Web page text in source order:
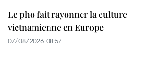
Le pho fait rayonner la culture
vietnamienne en Europe
07/08/2026 08:57